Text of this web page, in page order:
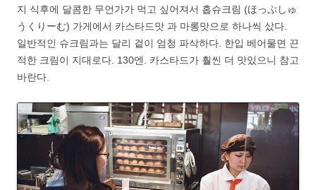
지 식후에 달콤한 무언가가 먹고 싶어져서 홉슈크림 (ほっぷしゅ
うくりーむ) 가게에서 카스타드맛 과 마롱맛으로 하나씩 샀다.
일반적인 슈크림과는 달리 겉이 엄청 파삭하다. 한입 베어물면 끈
적한 크림이 지대로다. 130엔. 카스타드가 훨씬 더 맛있으니 참고
바란다.